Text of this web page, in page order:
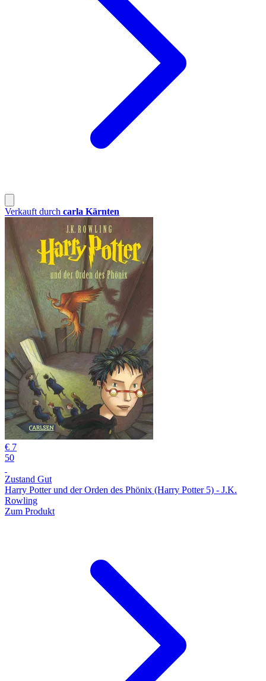
Verkauft durch carla Kärnten
€ 7
50
Zustand Gut
Harry Potter und der Orden des Phönix (Harry Potter 5) - J.K.
Rowling
Zum Produkt